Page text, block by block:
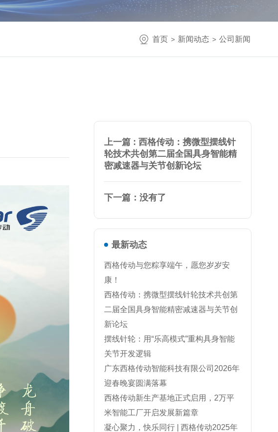
首页 > 新闻动态 > 公司新闻
上一篇 : 西格传动：携微型摆线针
轮技术共创第二届全国具身智能精
密减速器与关节创新论坛
下一篇：没有了
最新动态
西格传动与您粽享端午，愿您岁岁安
康！
西格传动：携微型摆线针轮技术共创第
二届全国具身智能精密减速器与关节创
新论坛
摆线针轮：用“乐高模式”重构具身智能
关节开发逻辑
广东西格传动智能科技有限公司2026年
迎春晚宴圆满落幕
西格传动新生产基地正式启用，2万平
米智能工厂开启发展新篇章
凝心聚力，快乐同行 | 西格传动2025年